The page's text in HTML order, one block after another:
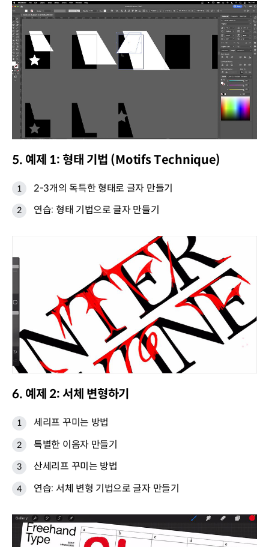
5. 예제 1: 형태 기법 (Motifs Technique)
2-3개의 독특한 형태로 글자 만들기
연습: 형태 기법으로 글자 만들기
6. 예제 2: 서체 변형하기
세리프 꾸미는 방법
특별한 이음자 만들기
산세리프 꾸미는 방법
연습: 서체 변형 기법으로 글자 만들기